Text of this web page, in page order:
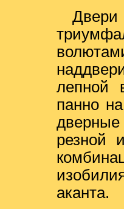
лепной
панно
резной
аканта.